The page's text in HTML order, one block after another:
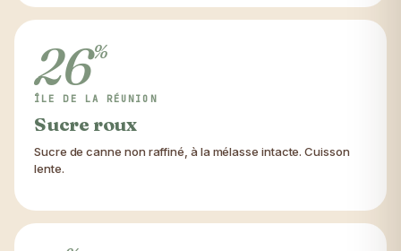
26%
ÎLE DE LA RÉUNION
Sucre roux
Sucre de canne non raffiné, à la mélasse intacte. Cuisson
lente.